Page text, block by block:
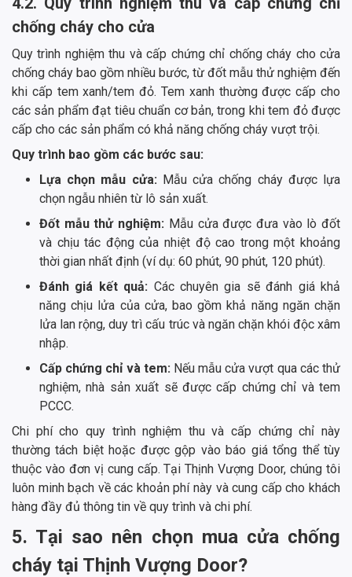
chống cháy cho cửa
Quy trình nghiệm thu và cấp chứng chỉ chống cháy cho cửa
chống cháy bao gồm nhiều bước, từ đốt mẫu thử nghiệm đến
khi cấp tem xanh/tem đỏ. Tem xanh thường được cấp cho
các sản phẩm đạt tiêu chuẩn cơ bản, trong khi tem đỏ được
cấp cho các sản phẩm có khả năng chống cháy vượt trội.
Quy trình bao gồm các bước sau:
Lựa chọn mẫu cửa: Mẫu cửa chống cháy được lựa
chọn ngẫu nhiên từ lô sản xuất.
Đốt mẫu thử nghiệm: Mẫu cửa được đưa vào lò đốt
và chịu tác động của nhiệt độ cao trong một khoảng
thời gian nhất định (ví dụ: 60 phút, 90 phút, 120 phút).
Đánh giá kết quả: Các chuyên gia sẽ đánh giá khả
năng chịu lửa của cửa, bao gồm khả năng ngăn chặn
lửa lan rộng, duy trì cấu trúc và ngăn chặn khói độc xâm
nhập.
Cấp chứng chỉ và tem: Nếu mẫu cửa vượt qua các thử
nghiệm, nhà sản xuất sẽ được cấp chứng chỉ và tem
PCCC.
Chi phí cho quy trình nghiệm thu và cấp chứng chỉ này
thường tách biệt hoặc được gộp vào báo giá tổng thể tùy
thuộc vào đơn vị cung cấp. Tại Thịnh Vượng Door, chúng tôi
luôn minh bạch về các khoản phí này và cung cấp cho khách
hàng đầy đủ thông tin về quy trình và chi phí.
5. Tại sao nên chọn mua cửa chống
cháy tại Thịnh Vượng Door?